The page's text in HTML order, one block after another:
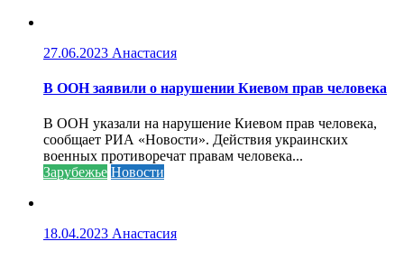
27.06.2023 Анастасия
В ООН заявили о нарушении Киевом прав человека
В ООН указали на нарушение Киевом прав человека,
сообщает РИА «Новости». Действия украинских
военных противоречат правам человека...
Зарубежье Новости
18.04.2023 Анастасия